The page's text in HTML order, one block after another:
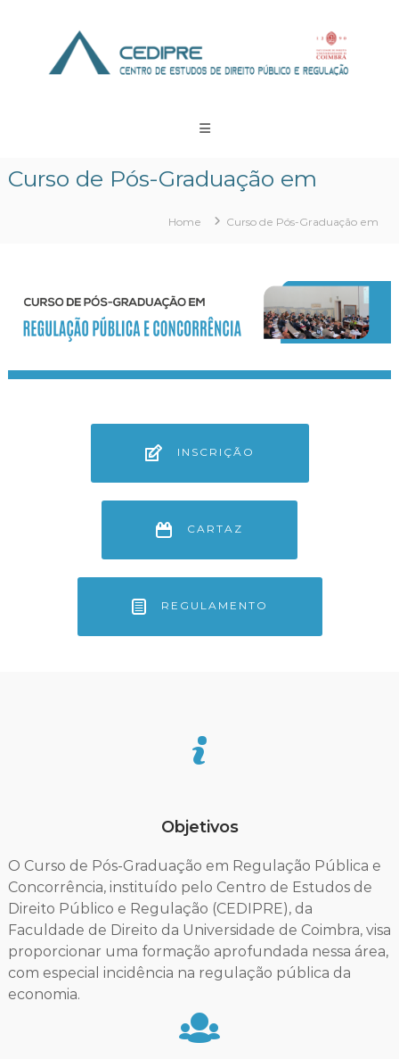
Estudos
de
Curso de Pós-Graduação em
Home Curso de Pós-Graduação em
INSCRIÇÃO
CARTAZ
REGULAMENTO
Objetivos
O Curso de Pós-Graduação em Regulação Pública e
Concorrência, instituído pelo Centro de Estudos de
Direito Público e Regulação (CEDIPRE), da
Faculdade de Direito da Universidade de Coimbra, visa
proporcionar uma formação aprofundada nessa área,
com especial incidência na regulação pública da
economia.